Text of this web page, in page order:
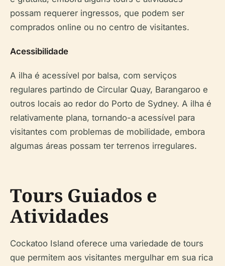
possam requerer ingressos, que podem ser
comprados online ou no centro de visitantes.
Acessibilidade
A ilha é acessível por balsa, com serviços
regulares partindo de Circular Quay, Barangaroo e
outros locais ao redor do Porto de Sydney. A ilha é
relativamente plana, tornando-a acessível para
visitantes com problemas de mobilidade, embora
algumas áreas possam ter terrenos irregulares.
Tours Guiados e
Atividades
Cockatoo Island oferece uma variedade de tours
que permitem aos visitantes mergulhar em sua rica